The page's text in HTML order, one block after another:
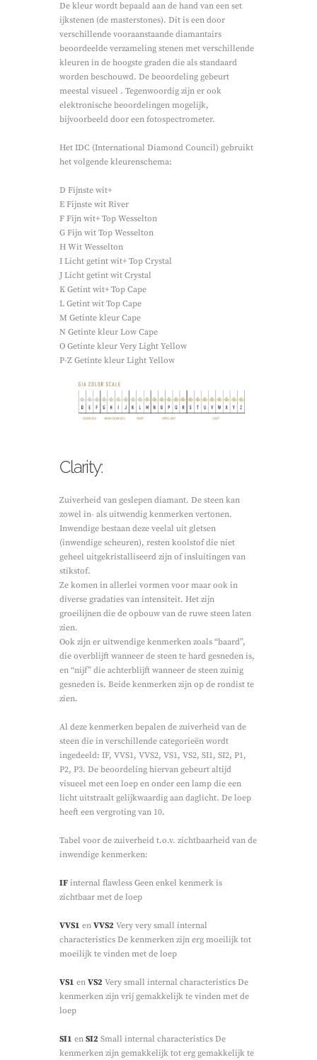
De kleur wordt bepaald aan de hand van een set
ijkstenen (de masterstones). Dit is een door
verschillende vooraanstaande diamantairs
beoordeelde verzameling stenen met verschillende
kleuren in de hoogste graden die als standaard
worden beschouwd. De beoordeling gebeurt
meestal visueel . Tegenwoordig zijn er ook
elektronische beoordelingen mogelijk,
bijvoorbeeld door een fotospectrometer.
Het IDC (International Diamond Council) gebruikt
het volgende kleurenschema:
D Fijnste wit+
E Fijnste wit River
F Fijn wit+ Top Wesselton
G Fijn wit Top Wesselton
H Wit Wesselton
I Licht getint wit+ Top Crystal
J Licht getint wit Crystal
K Getint wit+ Top Cape
L Getint wit Top Cape
M Getinte kleur Cape
N Getinte kleur Low Cape
O Getinte kleur Very Light Yellow
P-Z Getinte kleur Light Yellow
Clarity:
Zuiverheid van geslepen diamant. De steen kan
zowel in- als uitwendig kenmerken vertonen.
Inwendige bestaan deze veelal uit gletsen
(inwendige scheuren), resten koolstof die niet
geheel uitgekristalliseerd zijn of insluitingen van
stikstof.
Ze komen in allerlei vormen voor maar ook in
diverse gradaties van intensiteit. Het zijn
groeilijnen die de opbouw van de ruwe steen laten
zien.
Ook zijn er uitwendige kenmerken zoals “baard”,
die overblijft wanneer de steen te hard gesneden is,
en “nijf” die achterblijft wanneer de steen zuinig
gesneden is. Beide kenmerken zijn op de rondist te
zien.
Al deze kenmerken bepalen de zuiverheid van de
steen die in verschillende categorieën wordt
ingedeeld: IF, VVS1, VVS2, VS1, VS2, SI1, SI2, P1,
P2, P3. De beoordeling hiervan gebeurt altijd
visueel met een loep en onder een lamp die een
licht uitstraalt gelijkwaardig aan daglicht. De loep
heeft een vergroting van 10.
Tabel voor de zuiverheid t.o.v. zichtbaarheid van de
inwendige kenmerken:
IF internal flawless Geen enkel kenmerk is
zichtbaar met de loep
VVS1 en VVS2 Very very small internal
characteristics De kenmerken zijn erg moeilijk tot
moeilijk te vinden met de loep
VS1 en VS2 Very small internal characteristics De
kenmerken zijn vrij gemakkelijk te vinden met de
loep
SI1 en SI2 Small internal characteristics De
kenmerken zijn gemakkelijk tot erg gemakkelijk te